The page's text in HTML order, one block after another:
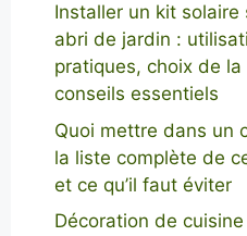
Installer un kit solaire
abri de jardin :
pratiques, choix de
conseils essentiels
Quoi mettre dans un
la liste complète de
et ce qu’il faut éviter
Décoration de